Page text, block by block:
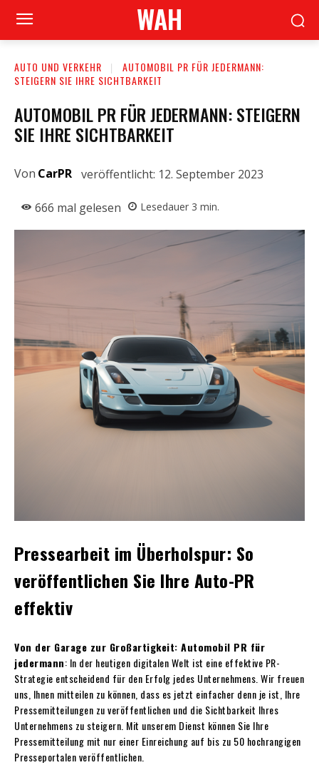
WAH
AUTO UND VERKEHR
AUTOMOBIL PR FÜR JEDERMANN:
STEIGERN SIE IHRE SICHTBARKEIT
AUTOMOBIL PR FÜR JEDERMANN: STEIGERN
SIE IHRE SICHTBARKEIT
Von CarPR veröffentlicht: 12. September 2023
666 mal gelesen Lesedauer 3 min.
Pressearbeit im Überholspur: So
veröffentlichen Sie Ihre Auto-PR
effektiv
Von der Garage zur Großartigkeit: Automobil PR für
jedermann: In der heutigen digitalen Welt ist eine effektive PR-
Strategie entscheidend für den Erfolg jedes Unternehmens. Wir freuen
uns, Ihnen mitteilen zu können, dass es jetzt einfacher denn je ist, Ihre
Pressemitteilungen zu veröffentlichen und die Sichtbarkeit Ihres
Unternehmens zu steigern. Mit unserem Dienst können Sie Ihre
Pressemitteilung mit nur einer Einreichung auf bis zu 50 hochrangigen
Presseportalen veröffentlichen.